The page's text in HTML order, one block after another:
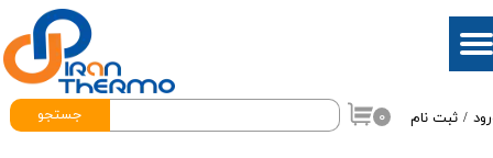
/ ثبت نام
حساب کاربری من
جستجو ۰